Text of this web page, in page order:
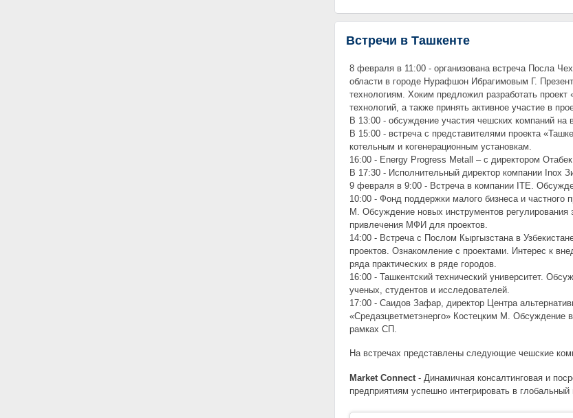
Встречи в Ташкенте
8 февраля в 11:00 - организована встреча Посла
области в городе Нурафшон Ибрагимовым Г.
технологиям. Хоким предложил разработать
технологий, а также принять активное участие в
В 13:00 - обсуждение участия чешских компаний на
В 15:00 - встреча с представителями проекта
котельным и когенерационным установкам.
16:00 - Energy Progress Metall – c директором
В 17:30 - Исполнительный директор компании Inox
9 февраля в 9:00 - Встреча в компании ITE.
10:00 - Фонд поддержки малого бизнеса и частного
М. Обсуждение новых инструментов регулирования
привлечения МФИ для проектов.
14:00 - Встреча с Послом Кыргызстана в
проектов. Ознакомление с проектами. Интерес к
ряда практических в ряде городов.
16:00 - Ташкентский технический университет.
ученых, студентов и исследователей.
17:00 - Саидов Зафар, директор Центра
«Средазцветметэнерго» Костецким М. Обсуждение
рамках СП.
На встречах представлены следующие чешские
Market Connect - Динамичная консалтинговая и
предприятиям успешно интегрировать в глобальный